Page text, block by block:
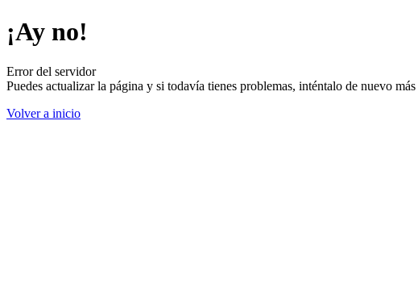
¡Ay no!
Error del servidor
Puedes actualizar la página y si todavía tienes problemas, inténtalo de nuevo
Volver a inicio